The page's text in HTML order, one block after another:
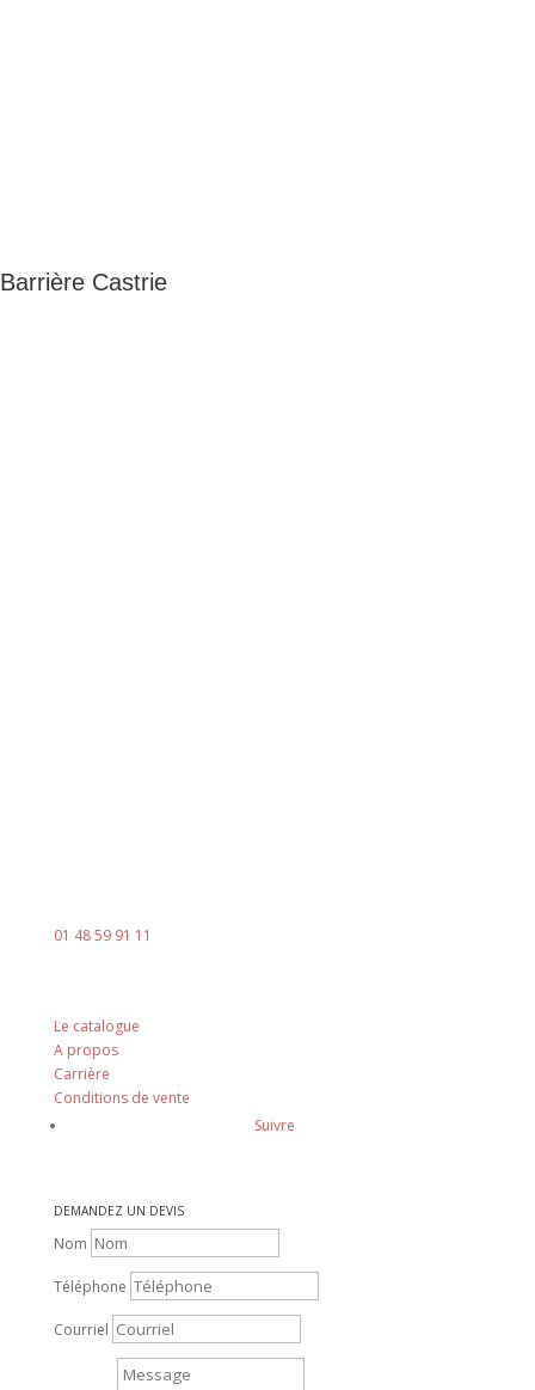
Barrière Castrie
01 48 59 91 11
Le catalogue
A propos
Carrière
Conditions de vente
Suivre
DEMANDEZ UN DEVIS
Nom
Téléphone
Courriel